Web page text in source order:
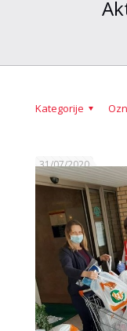
Kategorije
31/07/2020